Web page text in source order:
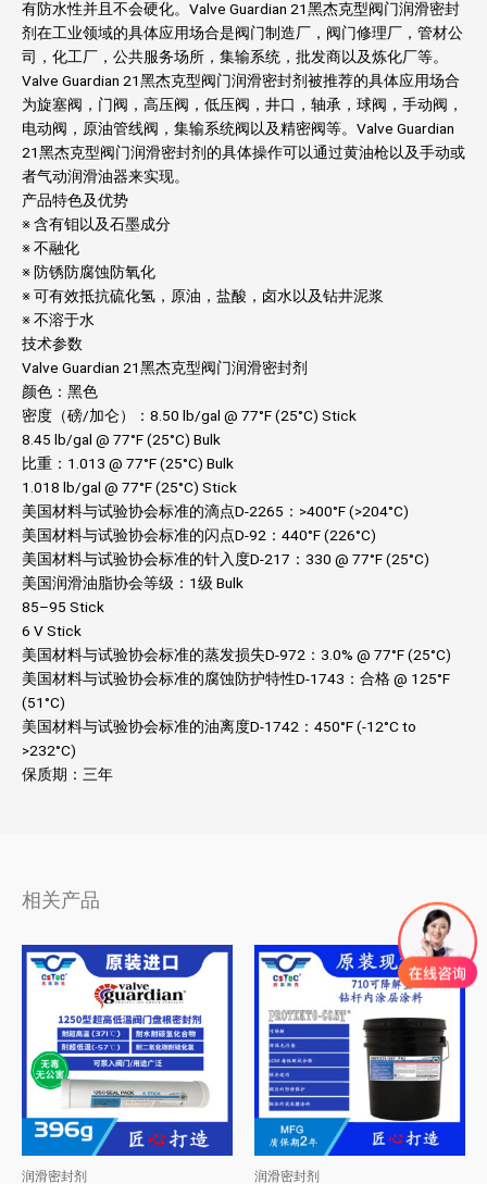
有防水性并且不会硬化。Valve Guardian 21黑杰克型阀门润滑密封
剂在工业领域的具体应用场合是阀门制造厂，阀门修理厂，管材公
司，化工厂，公共服务场所，集输系统，批发商以及炼化厂等。
Valve Guardian 21黑杰克型阀门润滑密封剂被推荐的具体应用场合
为旋塞阀，门阀，高压阀，低压阀，井口，轴承，球阀，手动阀，
电动阀，原油管线阀，集输系统阀以及精密阀等。Valve Guardian
21黑杰克型阀门润滑密封剂的具体操作可以通过黄油枪以及手动或
者气动润滑油器来实现。
产品特色及优势
※ 含有钼以及石墨成分
※ 不融化
※ 防锈防腐蚀防氧化
※ 可有效抵抗硫化氢，原油，盐酸，卤水以及钻井泥浆
※ 不溶于水
技术参数
Valve Guardian 21黑杰克型阀门润滑密封剂
颜色：黑色
密度（磅/加仑）：8.50 lb/gal @ 77°F (25°C) Stick
8.45 lb/gal @ 77°F (25°C) Bulk
比重：1.013 @ 77°F (25°C) Bulk
1.018 lb/gal @ 77°F (25°C) Stick
美国材料与试验协会标准的滴点D-2265：>400°F (>204°C)
美国材料与试验协会标准的闪点D-92：440°F (226°C)
美国材料与试验协会标准的针入度D-217：330 @ 77°F (25°C)
美国润滑油脂协会等级：1级 Bulk
85–95 Stick
6 V Stick
美国材料与试验协会标准的蒸发损失D-972：3.0% @ 77°F (25°C)
美国材料与试验协会标准的腐蚀防护特性D-1743：合格 @ 125°F
(51°C)
美国材料与试验协会标准的油离度D-1742：450°F (-12°C to
>232°C)
保质期：三年
相关产品
润滑密封剂 润滑密封剂